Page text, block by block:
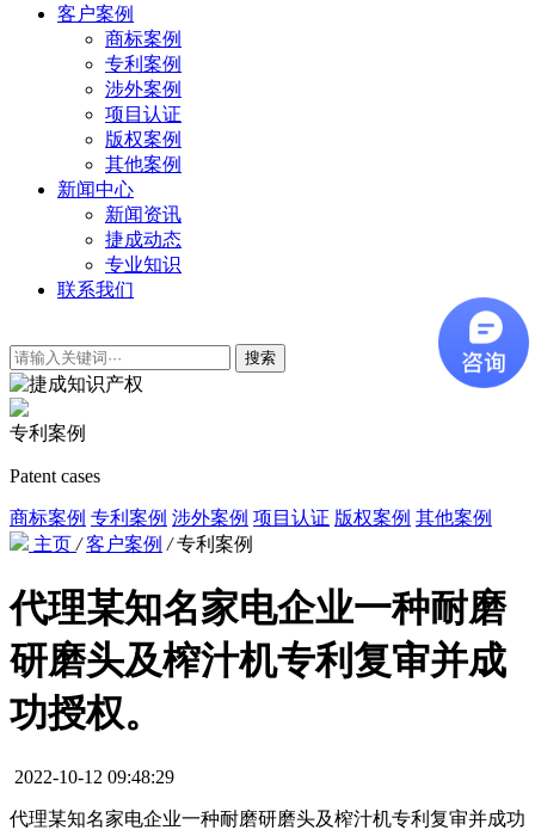
客户案例
商标案例
专利案例
涉外案例
项目认证
版权案例
其他案例
新闻中心
新闻资讯
捷成动态
专业知识
联系我们
搜索
专利案例
Patent cases
商标案例 专利案例 涉外案例 项目认证 版权案例 其他案例
主页 / 客户案例 / 专利案例
代理某知名家电企业一种耐磨
研磨头及榨汁机专利复审并成
功授权。
2022-10-12 09:48:29
代理某知名家电企业一种耐磨研磨头及榨汁机专利复审并成功